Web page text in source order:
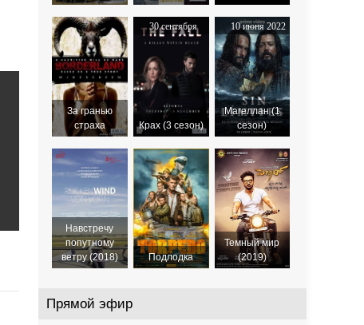
За гранью
страха
30 сентября
2016
Крах (3 сезон)
10 июня 2022
Магеллан (1
сезон)
Навстречу
попутному
ветру (2018)
Подлодка
Темный мир
(2019)
Прямой эфир